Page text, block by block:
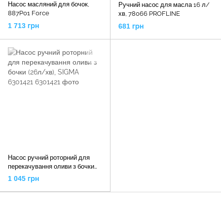
Насос масляний для бочок,
887P01 Force
1 713 грн
Ручний насос для масла 16 л/
хв, 78066 PROFLINE
681 грн
Насос ручний роторний для
перекачування оливи з бочки
(26л/хв), SIGMA 6301421
1 045 грн